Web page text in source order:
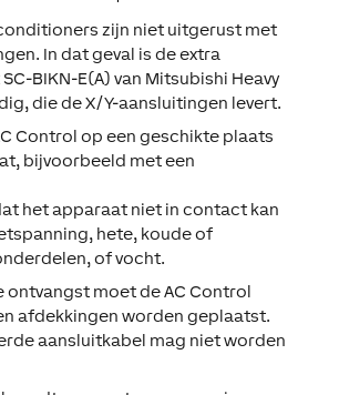
zijn niet uitgerust met
In dat geval is de extra
BIKN-E(A) van Mitsubishi Heavy
die de X/Y-aansluitingen levert.
Control op een geschikte plaats
bijvoorbeeld met een
het apparaat niet in contact kan
hete, koude of
of vocht.
ontvangst moet de AC Control
afdekkingen worden geplaatst.
aansluitkabel mag niet worden